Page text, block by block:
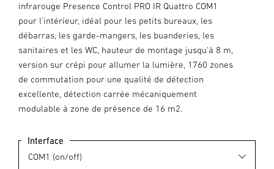
infrarouge Presence Control PRO IR Quattro COM1
pour l'intérieur, idéal pour les petits bureaux, les
débarras, les garde-mangers, les buanderies, les
sanitaires et les WC, hauteur de montage jusqu'à 8 m,
version sur crépi pour allumer la lumière, 1760 zones
de commutation pour une qualité de détection
excellente, détection carrée mécaniquement
modulable à zone de présence de 16 m2.
Interface